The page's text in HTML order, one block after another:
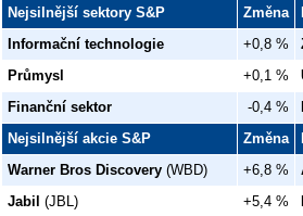
Nejsilnější sektory S&P
Změna
Informační technologie
+0,8 %
Průmysl
+0,1 %
Finanční sektor
-0,4 %
Nejsilnější akcie S&P
Změna
Warner Bros Discovery (WBD) +6,8 %
Jabil (JBL) +5,4 %